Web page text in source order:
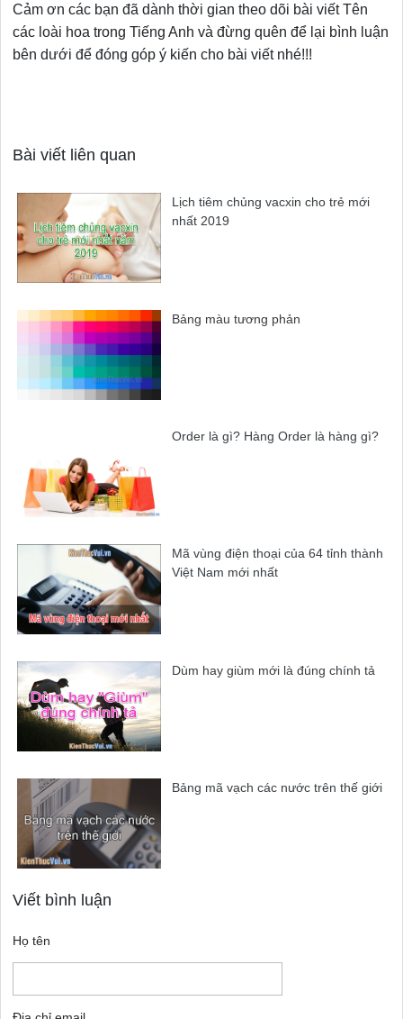
Cảm ơn các bạn đã dành thời gian theo dõi bài viết Tên
các loài hoa trong Tiếng Anh và đừng quên để lại bình luận
bên dưới để đóng góp ý kiến cho bài viết nhé!!!
Bài viết liên quan
Lịch tiêm chủng vacxin cho trẻ mới
nhất 2019
Bảng màu tương phản
Order là gì? Hàng Order là hàng gì?
Mã vùng điện thoại của 64 tỉnh thành
Việt Nam mới nhất
Dùm hay giùm mới là đúng chính tả
Bảng mã vạch các nước trên thế giới
Viết bình luận
Họ tên